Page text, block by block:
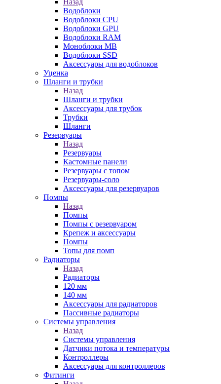
Назад
Водоблоки
Водоблоки CPU
Водоблоки GPU
Водоблоки RAM
Моноблоки MB
Водоблоки SSD
Аксессуары для водоблоков
Уценка
Шланги и трубки
Назад
Шланги и трубки
Аксессуары для трубок
Трубки
Шланги
Резервуары
Назад
Резервуары
Кастомные панели
Резервуары с топом
Резервуары-соло
Аксессуары для резервуаров
Помпы
Назад
Помпы
Помпы с резервуаром
Крепеж и аксессуары
Помпы
Топы для помп
Радиаторы
Назад
Радиаторы
120 мм
140 мм
Аксессуары для радиаторов
Пассивные радиаторы
Системы управления
Назад
Системы управления
Датчики потока и температуры
Контроллеры
Аксессуары для контроллеров
Фитинги